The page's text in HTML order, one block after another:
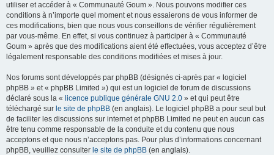
utiliser et accéder à « Communauté Goum ». Nous pouvons modifier ces
conditions à n’importe quel moment et nous essaierons de vous informer de
ces modifications, bien que nous vous conseillons de vérifier régulièrement
par vous-même. En effet, si vous continuez à participer à « Communauté
Goum » après que des modifications aient été effectuées, vous acceptez d’être
légalement responsable des conditions modifiées et mises à jour.
Nos forums sont développés par phpBB (désignés ci-après par « logiciel
phpBB » et « phpBB Limited ») qui est un logiciel de forum de discussions
déclaré sous la « licence publique générale GNU 2.0 » et qui peut être
téléchargé sur le site de phpBB (en anglais). Le logiciel phpBB a pour seul but
de faciliter les discussions sur internet et phpBB Limited ne peut en aucun cas
être tenu comme responsable de la conduite et du contenu que nous
acceptons et que nous n’acceptons pas. Pour plus d’informations concernant
phpBB, veuillez consulter le site de phpBB (en anglais).